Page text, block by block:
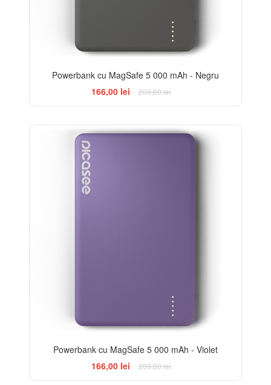
Powerbank cu MagSafe 5 000 mAh - Negru
166,00 lei
209,00 lei
Powerbank cu MagSafe 5 000 mAh - Violet
166,00 lei
209,00 lei